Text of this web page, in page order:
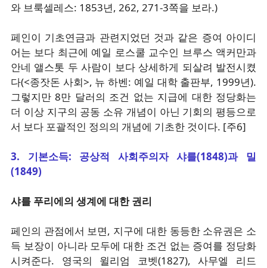
와 브룩셀레스: 1853년, 262, 271-3쪽을 보라.)
페인이 기초연금과 관련지었던 것과 같은 증여 아이디
어는 보다 최근에 예일 로스쿨 교수인 브루스 액커만과
안네 앨스톳 두 사람이 보다 상세하게 되살려 발전시켰
다(<종잣돈 사회>, 뉴 하벤: 예일 대학 출판부, 1999년).
그렇지만 8만 달러의 조건 없는 지급에 대한 정당화는
더 이상 지구의 공동 소유 개념이 아닌 기회의 평등으로
서 보다 포괄적인 정의의 개념에 기초한 것이다. [주6]
3. 기본소득: 공상적 사회주의자 샤를(1848)과 밀
(1849)
샤를 푸리에의 생계에 대한 권리
페인의 관점에서 보면, 지구에 대한 동등한 소유권은 소
득 보장이 아니라 모두에 대한 조건 없는 증여를 정당화
시켜준다. 영국의 윌리엄 코벳(1827), 사무엘 리드